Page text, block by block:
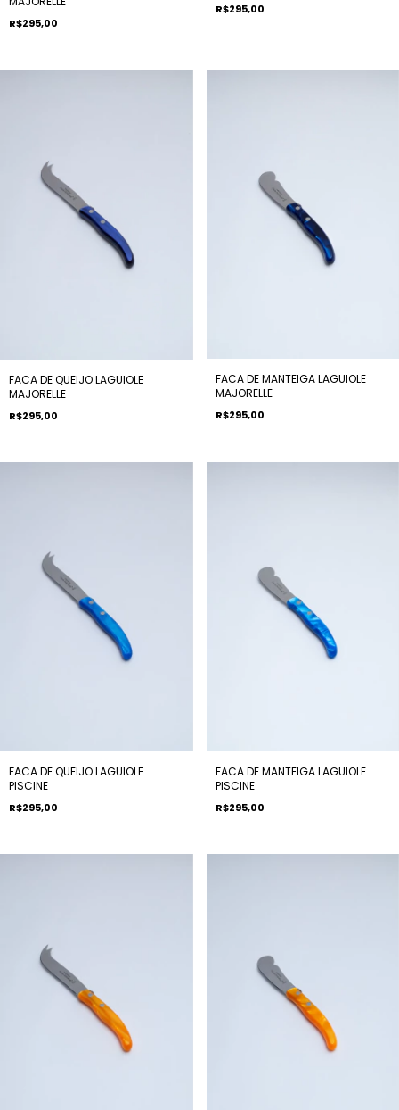
R$295,00
R$295,00
FACA DE QUEIJO LAGUIOLE
MAJORELLE
R$295,00
FACA DE MANTEIGA LAGUIOLE
MAJORELLE
R$295,00
FACA DE QUEIJO LAGUIOLE
PISCINE
R$295,00
FACA DE MANTEIGA LAGUIOLE
PISCINE
R$295,00